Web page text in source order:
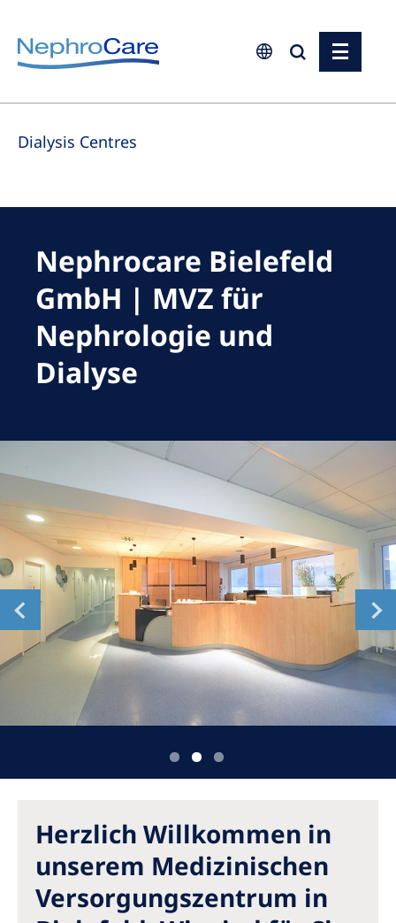
Europe
Czech Republic
Germany
Italy
Netherlands
Poland
Portugal
Russia
Serbia
Slovakia
Slovenia
Spain
Sweden
Switzerland
United Kingdom
Asia Pacific
Philippines
North America
United States of America
Dialysis Centres
Nephrocare Bielefeld
GmbH | MVZ für
Nephrologie und
Dialyse
Herzlich Willkommen in
unserem Medizinischen
Versorgungszentrum in